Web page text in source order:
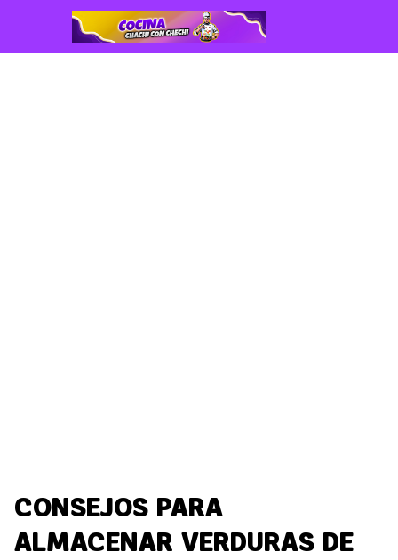
CONSEJOS PARA
ALMACENAR VERDURAS DE